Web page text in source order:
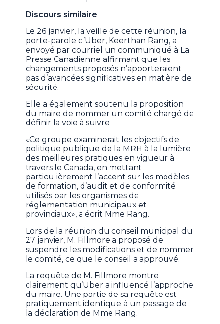
Discours similaire
Le 26 janvier, la veille de cette réunion, la
porte-parole d’Uber, Keerthan Rang, a
envoyé par courriel un communiqué à La
Presse Canadienne affirmant que les
changements proposés n’apporteraient
pas d’avancées significatives en matière de
sécurité.
Elle a également soutenu la proposition
du maire de nommer un comité chargé de
définir la voie à suivre.
«Ce groupe examinerait les objectifs de
politique publique de la MRH à la lumière
des meilleures pratiques en vigueur à
travers le Canada, en mettant
particulièrement l’accent sur les modèles
de formation, d’audit et de conformité
utilisés par les organismes de
réglementation municipaux et
provinciaux», a écrit Mme Rang.
Lors de la réunion du conseil municipal du
27 janvier, M. Fillmore a proposé de
suspendre les modifications et de nommer
le comité, ce que le conseil a approuvé.
La requête de M. Fillmore montre
clairement qu’Uber a influencé l’approche
du maire. Une partie de sa requête est
pratiquement identique à un passage de
la déclaration de Mme Rang.